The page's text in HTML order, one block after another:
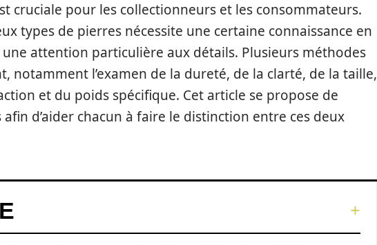
cruciale pour les collectionneurs et les consommateurs.
types de pierres nécessite une certaine connaissance en
une attention particulière aux détails. Plusieurs méthodes
notamment l’examen de la dureté, de la clarté, de la taille,
et du poids spécifique. Cet article se propose de
d’aider chacun à faire le distinction entre ces deux